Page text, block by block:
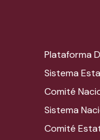
Plataforma
Sistema
Comité
Sistema
Comité